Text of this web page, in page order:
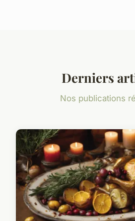
Derniers
Nos publications